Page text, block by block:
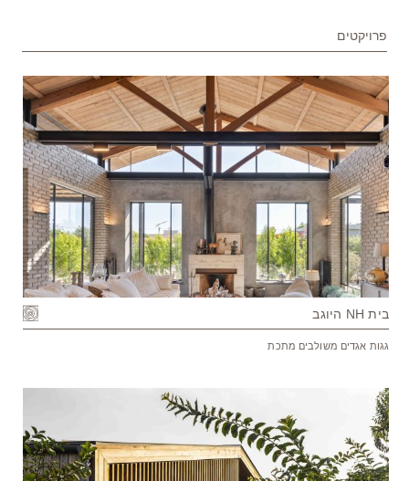
פרויקטים
בית NH היוגב
גגות אגדים משולבים מתכת